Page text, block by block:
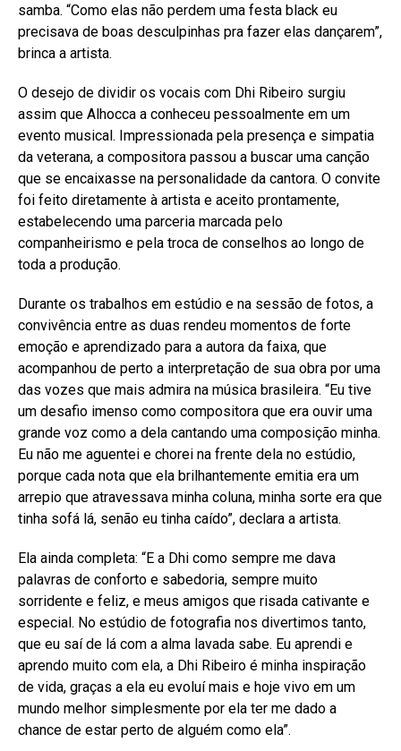
samba. “Como elas não perdem uma festa black eu
precisava de boas desculpinhas pra fazer elas dançarem”,
brinca a artista.
O desejo de dividir os vocais com Dhi Ribeiro surgiu
assim que Alhocca a conheceu pessoalmente em um
evento musical. Impressionada pela presença e simpatia
da veterana, a compositora passou a buscar uma canção
que se encaixasse na personalidade da cantora. O convite
foi feito diretamente à artista e aceito prontamente,
estabelecendo uma parceria marcada pelo
companheirismo e pela troca de conselhos ao longo de
toda a produção.
Durante os trabalhos em estúdio e na sessão de fotos, a
convivência entre as duas rendeu momentos de forte
emoção e aprendizado para a autora da faixa, que
acompanhou de perto a interpretação de sua obra por uma
das vozes que mais admira na música brasileira. “Eu tive
um desafio imenso como compositora que era ouvir uma
grande voz como a dela cantando uma composição minha.
Eu não me aguentei e chorei na frente dela no estúdio,
porque cada nota que ela brilhantemente emitia era um
arrepio que atravessava minha coluna, minha sorte era que
tinha sofá lá, senão eu tinha caído”, declara a artista.
Ela ainda completa: “E a Dhi como sempre me dava
palavras de conforto e sabedoria, sempre muito
sorridente e feliz, e meus amigos que risada cativante e
especial. No estúdio de fotografia nos divertimos tanto,
que eu saí de lá com a alma lavada sabe. Eu aprendi e
aprendo muito com ela, a Dhi Ribeiro é minha inspiração
de vida, graças a ela eu evoluí mais e hoje vivo em um
mundo melhor simplesmente por ela ter me dado a
chance de estar perto de alguém como ela”.